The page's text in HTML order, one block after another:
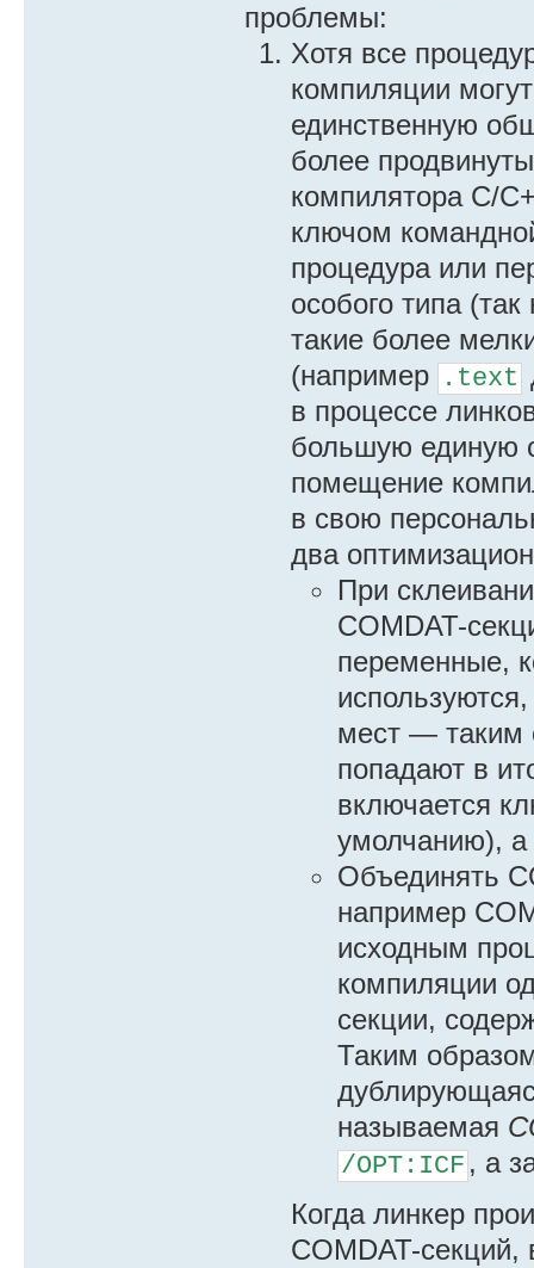
проблемы:
Хотя все
компиляции
единственную
более
компилятора С/
ключом
процедура или
особого типа
такие более
(например .text
в процессе
большую единую
помещение
в свою
два
При
COMDAT-
переменные,
мест — таким
попадают в
включается
умолчанию),
Объединять
например
исходным
компиляции
секции,
Таким
называемая
/OPT:ICF , а
Когда линкер
COMDAT-